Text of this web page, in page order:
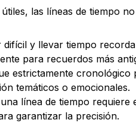
las líneas de tiempo
difícil y llevar tiempo
para recuerdos más
estrictamente
temáticos o emocionales.
línea de tiempo
garantizar la precisión.